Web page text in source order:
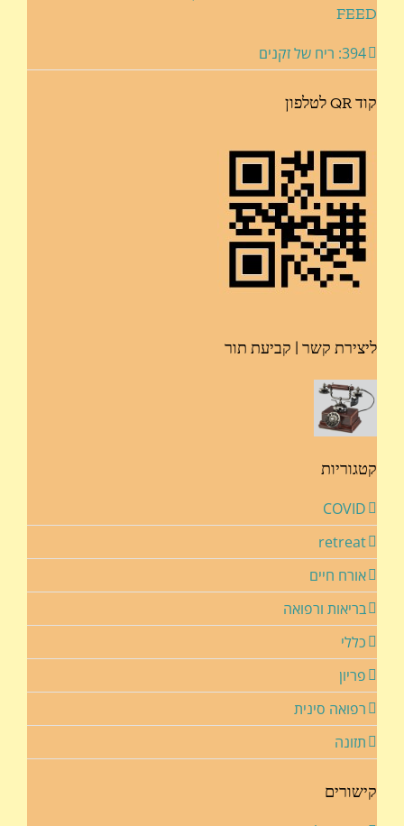
FEED
394: ריח של זקנים
קוד QR לטלפון
ליצירת קשר | קביעת תור
קטגוריות
COVID
retreat
אורח חיים
בריאות ורפואה
כללי
פריון
רפואה סינית
תזונה
קישורים